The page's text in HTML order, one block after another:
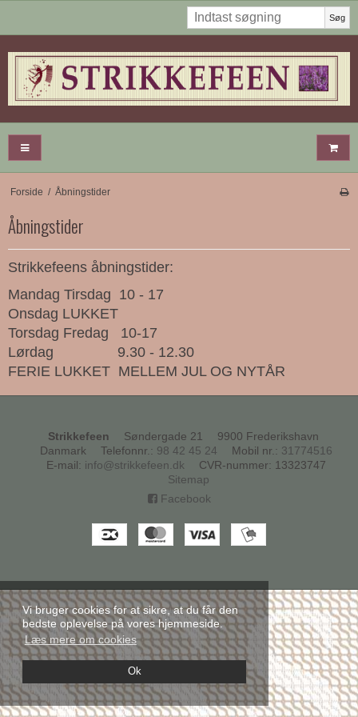
Vi bruger cookies for at sikre, at du får den
bedste oplevelse på vores hjemmeside.
Læs mere om cookies
Ok
Søg
Forside / Åbningstider
Åbningstider
Strikkefeens åbningstider:
Mandag Tirsdag 10 - 17
Onsdag LUKKET
Torsdag Fredag 10-17
Lørdag 9.30 - 12.30
FERIE LUKKET MELLEM JUL OG NYTÅR
Strikkefeen Søndergade 21
9900 Frederikshavn
Danmark
Telefonnr.: 98 42 45 24 Mobil nr.: 31774516
E-mail: info@strikkefeen.dk CVR-nummer: 13323747
Sitemap
Facebook